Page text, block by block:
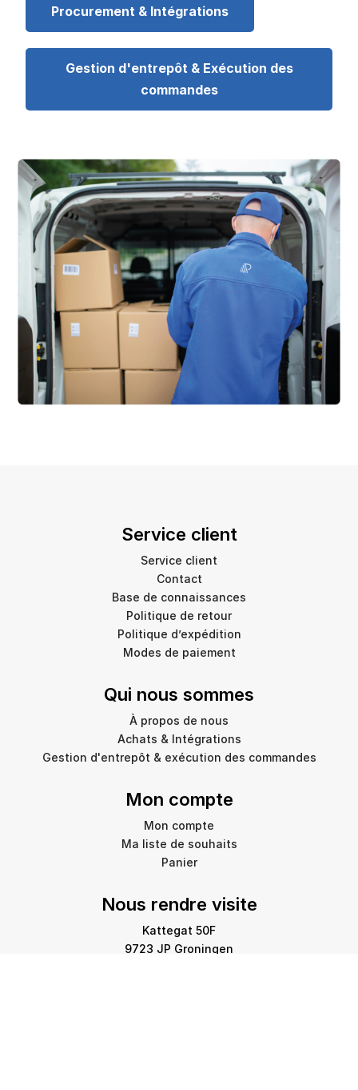
Procurement & Intégrations
Gestion d'entrepôt & Exécution des
commandes
Service client
Service client
Contact
Base de connaissances
Politique de retour
Politique d’expédition
Modes de paiement
Qui nous sommes
À propos de nous
Achats & Intégrations
Gestion d'entrepôt & exécution des commandes
Mon compte
Mon compte
Ma liste de souhaits
Panier
Nous rendre visite
Kattegat 50F
9723 JP Groningen